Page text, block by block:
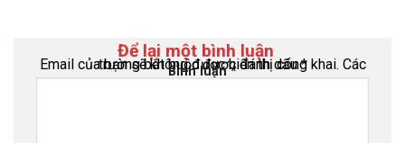
Để lại một bình luận
Email của bạn sẽ không được hiển thị công khai.
Các trường bắt buộc được đánh dấu*
Bình luận*